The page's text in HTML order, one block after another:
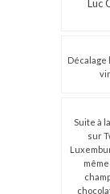
Luc
Décalage
Suite à
sur